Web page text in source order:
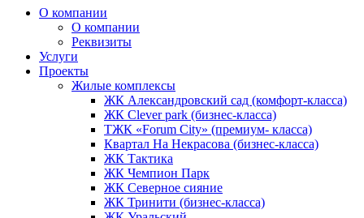
О компании
О компании
Реквизиты
Услуги
Проекты
Жилые комплексы
ЖК Александровский сад (комфорт-класса)
ЖК Clever park (бизнес-класса)
ТЖК «Forum City» (премиум- класса)
Квартал На Некрасова (бизнес-класса)
ЖК Тактика
ЖК Чемпион Парк
ЖК Северное сияние
ЖК Тринити (бизнес-класса)